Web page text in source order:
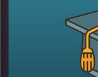
אודות התערוכה
הישראלית
שמאפייניה
המקובל של